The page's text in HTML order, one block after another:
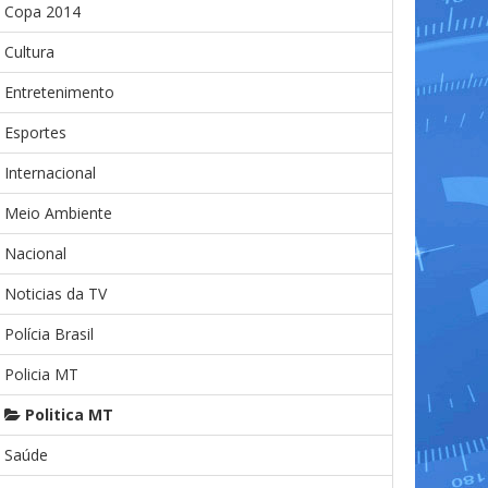
Copa 2014
Cultura
Entretenimento
Esportes
Internacional
Meio Ambiente
Nacional
Noticias da TV
Polícia Brasil
Policia MT
Politica MT
Saúde